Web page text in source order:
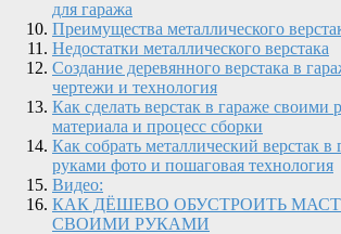
для гаража
Преимущества металлического
Недостатки металлического верстака
Создание деревянного верстака в
чертежи и технология
Как сделать верстак в гараже своими
материала и процесс сборки
Как собрать металлический верстак в
руками фото и пошаговая технология
Видео:
КАК ДЁШЕВО ОБУСТРОИТЬ
СВОИМИ РУКАМИ